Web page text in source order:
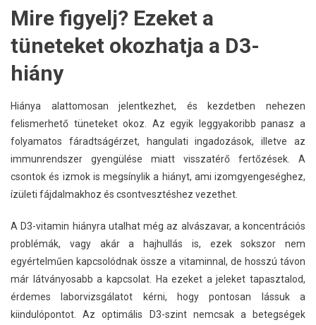
Mire figyelj? Ezeket a
tüneteket okozhatja a D3-
hiány
Hiánya alattomosan jelentkezhet, és kezdetben nehezen
felismerhető tüneteket okoz. Az egyik leggyakoribb panasz a
folyamatos fáradtságérzet, hangulati ingadozások, illetve az
immunrendszer gyengülése miatt visszatérő fertőzések. A
csontok és izmok is megsínylik a hiányt, ami izomgyengeséghez,
ízületi fájdalmakhoz és csontvesztéshez vezethet.
A D3-vitamin hiányra utalhat még az alvászavar, a koncentrációs
problémák, vagy akár a hajhullás is, ezek sokszor nem
egyértelműen kapcsolódnak össze a vitaminnal, de hosszú távon
már látványosabb a kapcsolat. Ha ezeket a jeleket tapasztalod,
érdemes laborvizsgálatot kérni, hogy pontosan lássuk a
kiindulópontot. Az optimális D3-szint nemcsak a betegségek